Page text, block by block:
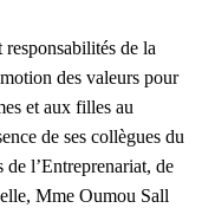
de la
des valeurs pour
et aux filles au
de ses collègues du
l’Entreprenariat, de
Mme Oumou Sall